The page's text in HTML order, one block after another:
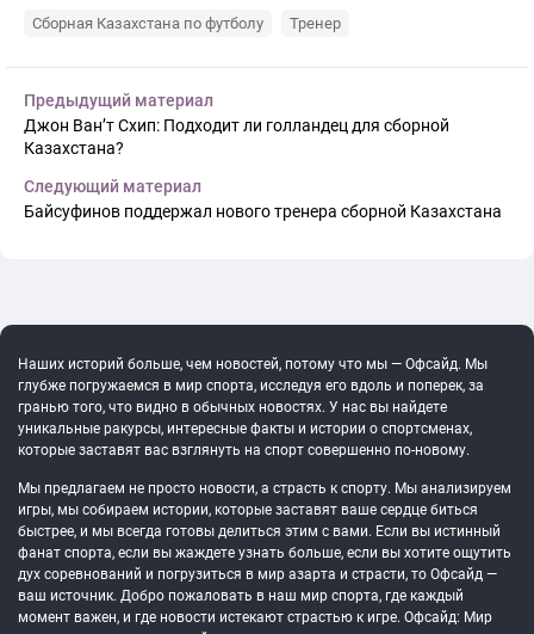
Сборная Казахстана по футболу Тренер
Предыдущий материал
Джон Ван’т Схип: Подходит ли голландец для сборной
Казахстана?
Следующий материал
Байсуфинов поддержал нового тренера сборной Казахстана
Наших историй больше, чем новостей, потому что мы — Офсайд. Мы
глубже погружаемся в мир спорта, исследуя его вдоль и поперек, за
гранью того, что видно в обычных новостях. У нас вы найдете
уникальные ракурсы, интересные факты и истории о спортсменах,
которые заставят вас взглянуть на спорт совершенно по-новому.
Мы предлагаем не просто новости, а страсть к спорту. Мы анализируем
игры, мы собираем истории, которые заставят ваше сердце биться
быстрее, и мы всегда готовы делиться этим с вами. Если вы истинный
фанат спорта, если вы жаждете узнать больше, если вы хотите ощутить
дух соревнований и погрузиться в мир азарта и страсти, то Офсайд —
ваш источник. Добро пожаловать в наш мир спорта, где каждый
момент важен, и где новости истекают страстью к игре. Офсайд: Мир